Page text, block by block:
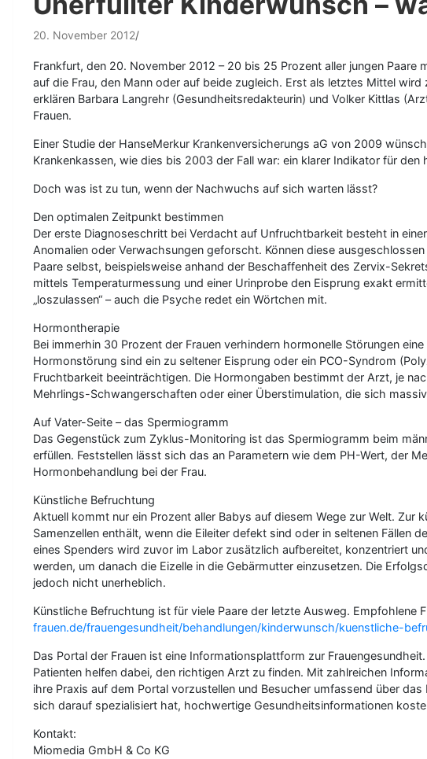
20. November 2012
Frankfurt, den 20. November 2012 – 20 bis 25 Prozent aller jungen
auf die Frau, den Mann oder auf beide zugleich. Erst als letztes Mittel
erklären Barbara Langrehr (Gesundheitsredakteurin) und Volker Kittlas
Frauen.
Einer Studie der HanseMerkur Krankenversicherungs aG von 2009
Krankenkassen, wie dies bis 2003 der Fall war: ein klarer Indikator für
Doch was ist zu tun, wenn der Nachwuchs auf sich warten lässt?
Den optimalen Zeitpunkt bestimmen
Der erste Diagnoseschritt bei Verdacht auf Unfruchtbarkeit besteht in
Anomalien oder Verwachsungen geforscht. Können diese
Paare selbst, beispielsweise anhand der Beschaffenheit des Zervix-
mittels Temperaturmessung und einer Urinprobe den Eisprung exakt
„loszulassen“ – auch die Psyche redet ein Wörtchen mit.
Hormontherapie
Bei immerhin 30 Prozent der Frauen verhindern hormonelle Störungen
Hormonstörung sind ein zu seltener Eisprung oder ein PCO-Syndrom
Fruchtbarkeit beeinträchtigen. Die Hormongaben bestimmt der Arzt, je
Mehrlings-Schwangerschaften oder einer Überstimulation, die sich
Auf Vater-Seite – das Spermiogramm
Das Gegenstück zum Zyklus-Monitoring ist das Spermiogramm beim
erfüllen. Feststellen lässt sich das an Parametern wie dem PH-Wert, der
Hormonbehandlung bei der Frau.
Künstliche Befruchtung
Aktuell kommt nur ein Prozent aller Babys auf diesem Wege zur Welt.
Samenzellen enthält, wenn die Eileiter defekt sind oder in seltenen Fällen
eines Spenders wird zuvor im Labor zusätzlich aufbereitet, konzentriert
werden, um danach die Eizelle in die Gebärmutter einzusetzen. Die
jedoch nicht unerheblich.
Künstliche Befruchtung ist für viele Paare der letzte Ausweg. Empfohlene
frauen.de/frauengesundheit/behandlungen/kinderwunsch/kuenstliche-
Das Portal der Frauen ist eine Informationsplattform zur
Patienten helfen dabei, den richtigen Arzt zu finden. Mit zahlreichen
ihre Praxis auf dem Portal vorzustellen und Besucher umfassend über
sich darauf spezialisiert hat, hochwertige Gesundheitsinformationen
Kontakt:
Miomedia GmbH & Co KG